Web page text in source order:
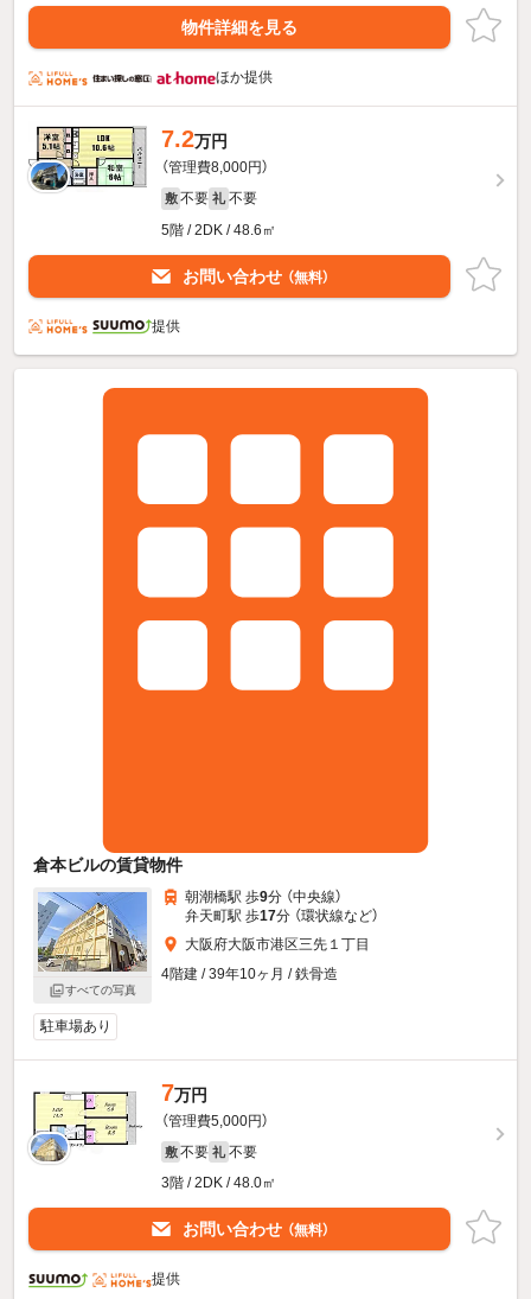
物件詳細を見る
ほか提供
7.2万円
（管理費8,000円）
敷 不要 礼 不要
5階 / 2DK / 48.6㎡
お問い合わせ （無料）
提供
倉本ビルの賃貸物件
すべての写真
朝潮橋駅 歩9分 （中央線）
弁天町駅 歩17分 （環状線など）
大阪府大阪市港区三先１丁目
4階建 / 39年10ヶ月 / 鉄骨造
駐車場あり
7万円
（管理費5,000円）
敷 不要 礼 不要
3階 / 2DK / 48.0㎡
お問い合わせ （無料）
提供